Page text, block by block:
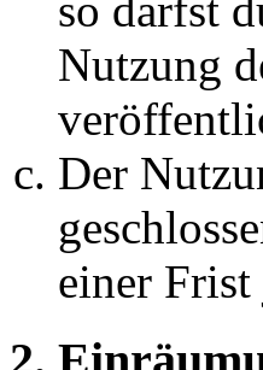
so darfst
Nutzung
Der
einer